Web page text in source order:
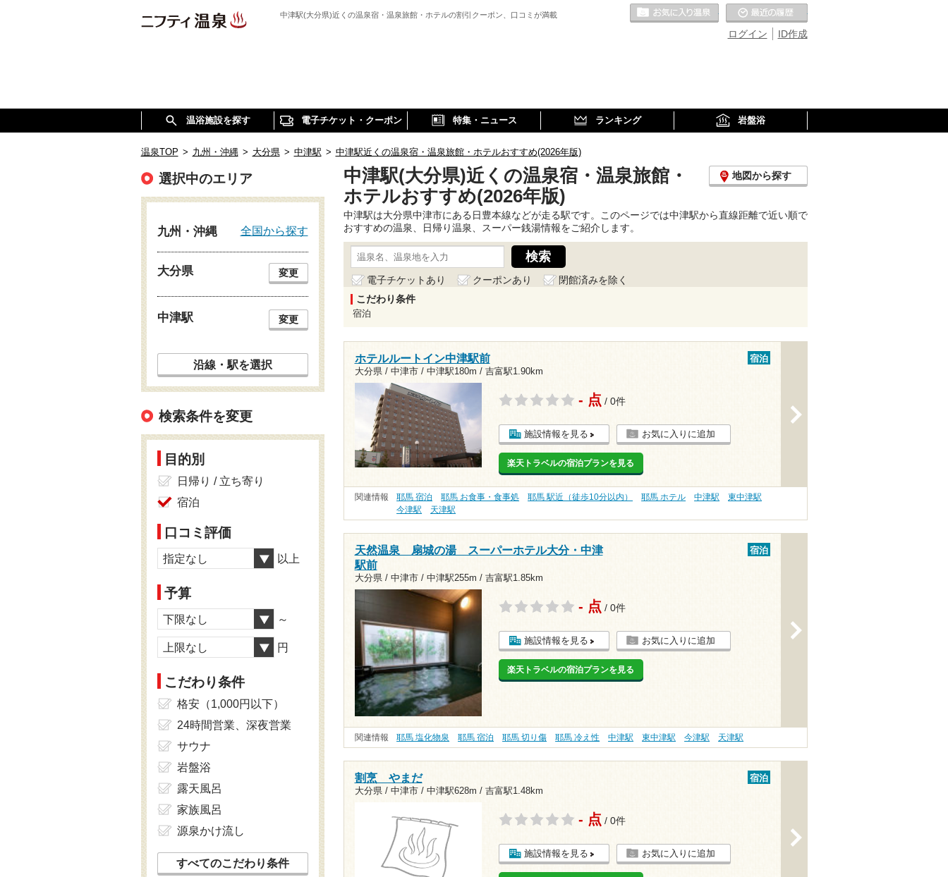
中津駅(大分県)近くの温泉宿・温泉旅館・ホテルの割引クーポン、口コミが満載
ID作成
ログイン
お気に入りの温泉
温浴施設を探す 電子チケット・クーポン 特集・ニュース ランキング 岩盤浴
温泉TOP > 九州・沖縄 > 大分県 > 中津駅 > 中津駅近くの温泉宿・温泉旅館・ホテルおすすめ(2026年版)
中津駅(大分県)近くの温泉宿・温泉旅館・
ホテルおすすめ(2026年版)
地図から探す
中津駅は大分県中津市にある日豊本線などが走る駅です。このページでは中津駅から直線距離で近い順で
おすすめの温泉、日帰り温泉、スーパー銭湯情報をご紹介します。
電子チケットあり クーポンあり
閉館済みを除く
こだわり条件
宿泊
ホテルルートイン中津駅前
大分県 / 中津市 / 中津駅180m / 吉富駅1.90km
宿泊
- 点 / 0件
施設情報を見る お気に入りに追加
楽天トラベルの宿泊プランを見る
関連情報 耶馬 宿泊 耶馬 お食事・食事処 耶馬 駅近（徒歩10分以内） 耶馬 ホテル 中津駅
東中津駅
今津駅
天津駅
天然温泉 扇城の湯 スーパーホテル大分・中津
駅前
大分県 / 中津市 / 中津駅255m / 吉富駅1.85km
宿泊
- 点 / 0件
施設情報を見る お気に入りに追加
楽天トラベルの宿泊プランを見る
関連情報 耶馬 塩化物泉 耶馬 宿泊 耶馬 切り傷 耶馬 冷え性 中津駅 東中津駅 今津駅 天津駅
割烹 やまだ
大分県 / 中津市 / 中津駅628m / 吉富駅1.48km
宿泊
- 点 / 0件
施設情報を見る お気に入りに追加
選択中のエリア
九州・沖縄 全国から探す
大分県 変更
中津駅 変更
沿線・駅を選択
検索条件を変更
目的別
日帰り / 立ち寄り
宿泊
口コミ評価
指定なし 以上
予算
下限なし ～
上限なし 円
こだわり条件
格安（1,000円以下）
24時間営業、深夜営業
サウナ
岩盤浴
露天風呂
家族風呂
源泉かけ流し
すべてのこだわり条件